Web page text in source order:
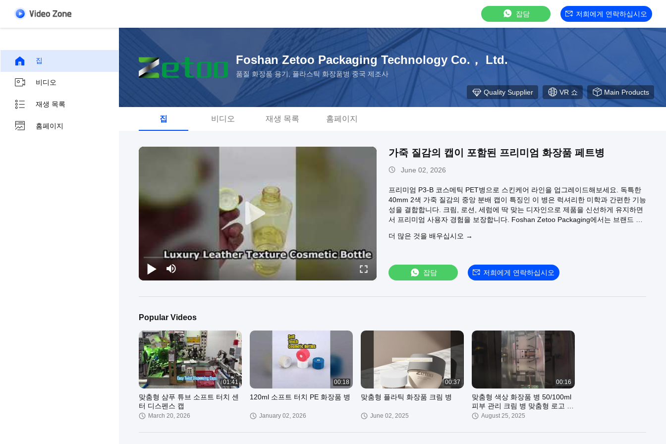
잡담 저희에게 연락하십시오
집
비디오
재생 목록
홈페이지
Foshan Zetoo Packaging Technology Co.， Ltd.
품질 화장품 용기, 플라스틱 화장품병 중국 제조사
Quality Supplier VR 쇼 Main Products
집 비디오 재생 목록 홈페이지
가죽 질감의 캡이 포함된 프리미엄 화장품 페트병
June 02, 2026
프리미엄 P3-B 코스메틱 PET병으로 스킨케어 라인을 업그레이드해보세요. 독특한
40mm 2색 가죽 질감의 중앙 분배 캡이 특징인 이 병은 럭셔리한 미학과 간편한 기능
성을 결합합니다. 크림, 로션, 세럼에 딱 맞는 디자인으로 제품을 신선하게 유지하면
서 프리미엄 사용자 경험을 보장합니다. Foshan Zetoo Packaging에서는 브랜드 아
밀 금형 공장과 빠른 생산 처리 시간을 통해 귀하의 화장품 포장 요구 사항에 맞는 원
눈에 띌 수 있도록 도와드리겠습니다. 오늘 저희 웹사이트를 방문하시거나 메시지를
보내 견적을 받아보세요!
더 많은 것을 배우십시오 →
잡담 저희에게 연락하십시오
Popular Videos
01:41
맞춤형 샴푸 튜브 소프트 터치 센
터 디스펜스 캡
March 20, 2026
00:18
120ml 소프트 터치 PE 화장품 병
January 02, 2026
00:37
맞춤형 플라틱 화장품 크림 병
June 02, 2025
00:16
맞춤형 색상 화장품 병 50/100ml
피부 관리 크림 병 맞춤형 로고 캡
과 함께 둥글다
August 25, 2025